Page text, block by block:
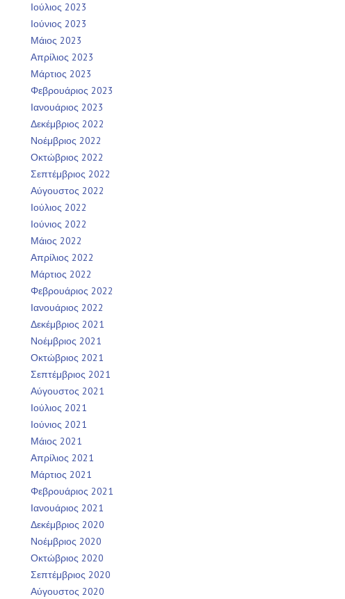
Ιούλιος 2023
Ιούνιος 2023
Μάιος 2023
Απρίλιος 2023
Μάρτιος 2023
Φεβρουάριος 2023
Ιανουάριος 2023
Δεκέμβριος 2022
Νοέμβριος 2022
Οκτώβριος 2022
Σεπτέμβριος 2022
Αύγουστος 2022
Ιούλιος 2022
Ιούνιος 2022
Μάιος 2022
Απρίλιος 2022
Μάρτιος 2022
Φεβρουάριος 2022
Ιανουάριος 2022
Δεκέμβριος 2021
Νοέμβριος 2021
Οκτώβριος 2021
Σεπτέμβριος 2021
Αύγουστος 2021
Ιούλιος 2021
Ιούνιος 2021
Μάιος 2021
Απρίλιος 2021
Μάρτιος 2021
Φεβρουάριος 2021
Ιανουάριος 2021
Δεκέμβριος 2020
Νοέμβριος 2020
Οκτώβριος 2020
Σεπτέμβριος 2020
Αύγουστος 2020